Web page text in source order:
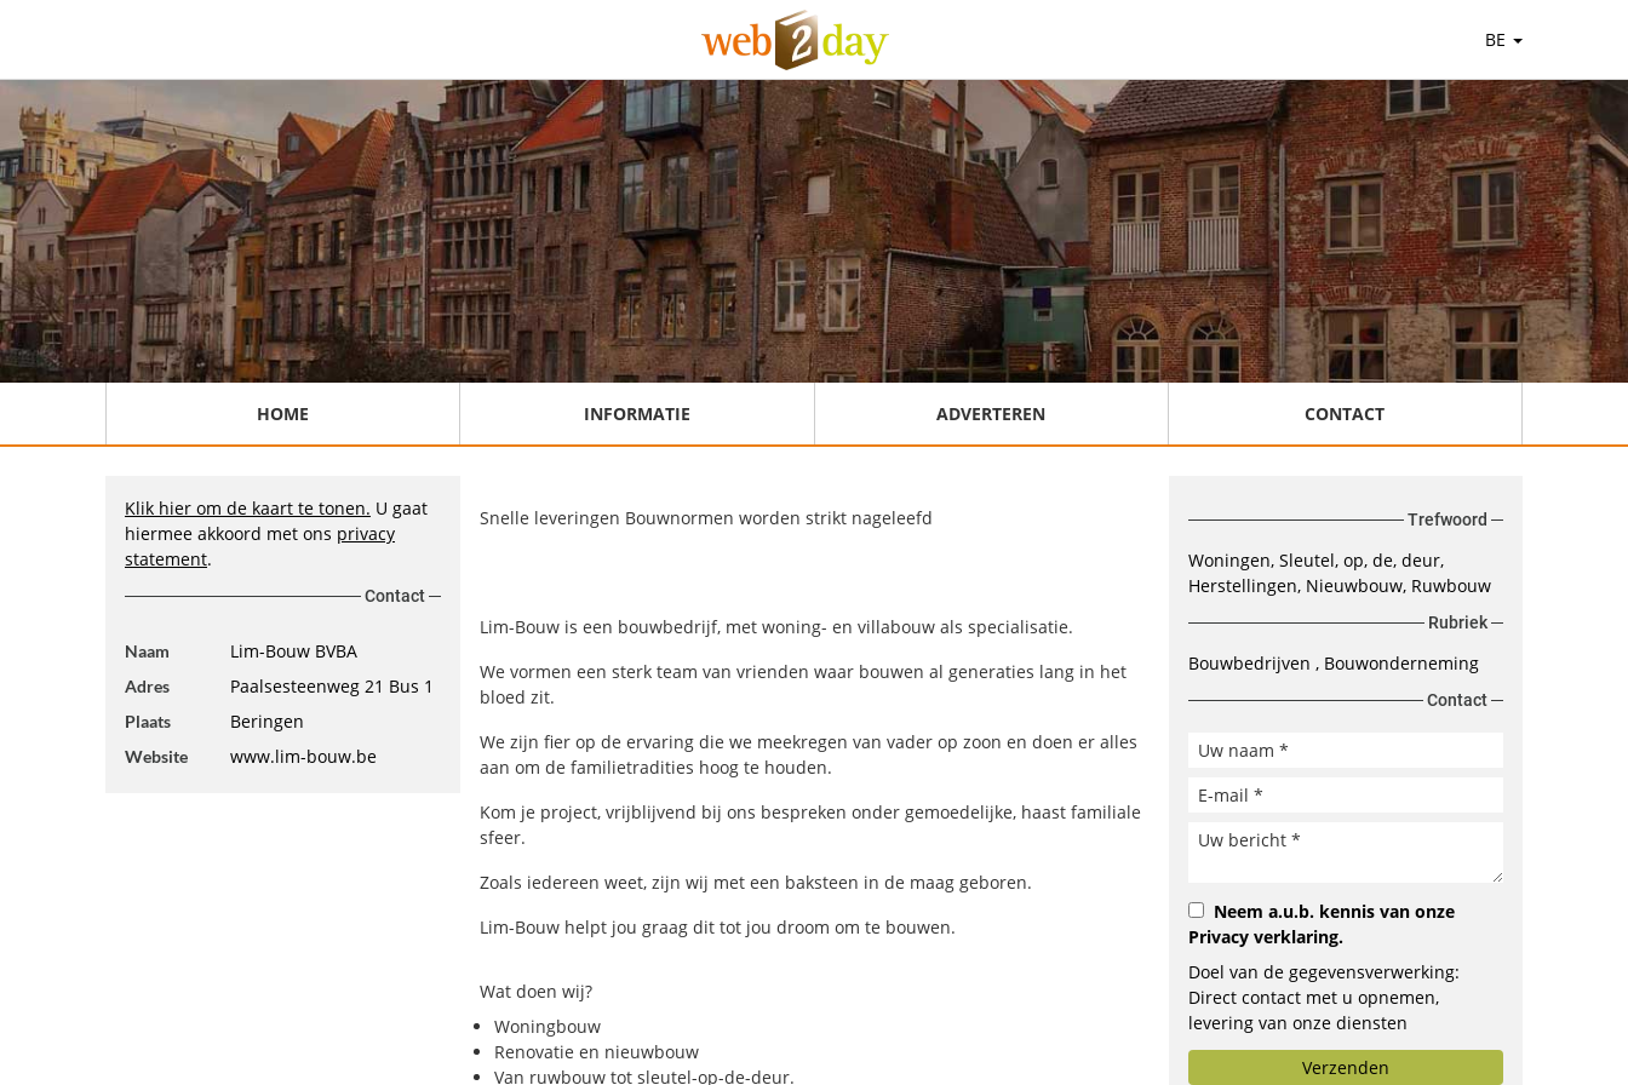
BE
HOME INFORMATIE ADVERTEREN CONTACT
Klik hier om de kaart te tonen. U gaat
hiermee akkoord met ons privacy
statement.
Contact
Naam Lim-Bouw BVBA
Adres Paalsesteenweg 21 Bus 1
Plaats Beringen
Website www.lim-bouw.be
Snelle leveringen Bouwnormen worden strikt nageleefd
Lim-Bouw is een bouwbedrijf, met woning- en villabouw als specialisatie.
We vormen een sterk team van vrienden waar bouwen al generaties lang in het
bloed zit.
We zijn fier op de ervaring die we meekregen van vader op zoon en doen er alles
aan om de familietradities hoog te houden.
Kom je project, vrijblijvend bij ons bespreken onder gemoedelijke, haast familiale
sfeer.
Zoals iedereen weet, zijn wij met een baksteen in de maag geboren.
Lim-Bouw helpt jou graag dit tot jou droom om te bouwen.
Wat doen wij?
Woningbouw
Renovatie en nieuwbouw
Van ruwbouw tot sleutel-op-de-deur.
Trefwoord
Woningen, Sleutel, op, de, deur,
Herstellingen, Nieuwbouw, Ruwbouw
Rubriek
Bouwbedrijven Bouwonderneming
Contact
Neem a.u.b. kennis van onze
Privacy verklaring.
Doel van de gegevensverwerking:
Direct contact met u opnemen,
levering van onze diensten
verbeteren, opstellen van
aanbiedingen of doorsturen aan het
Verzenden